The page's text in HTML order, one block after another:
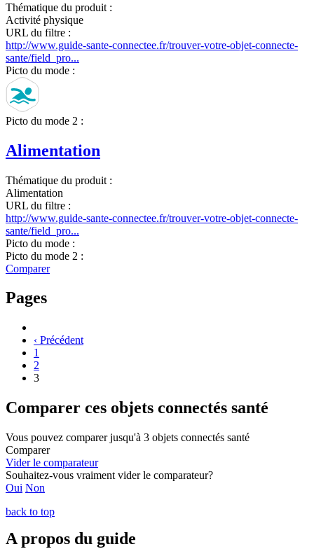
Thématique du produit :
Activité physique
URL du filtre :
http://www.guide-sante-connectee.fr/trouver-votre-objet-connecte-
sante/field_pro...
Picto du mode :
Picto du mode 2 :
Alimentation
Thématique du produit :
Alimentation
URL du filtre :
http://www.guide-sante-connectee.fr/trouver-votre-objet-connecte-
sante/field_pro...
Picto du mode :
Picto du mode 2 :
Comparer
Pages
‹ Précédent
1
2
3
Comparer ces objets connectés santé
Vous pouvez comparer jusqu'à 3 objets connectés santé
Comparer
Vider le comparateur
Souhaitez-vous vraiment vider le comparateur?
Oui Non
back to top
A propos du guide